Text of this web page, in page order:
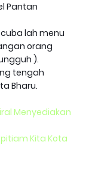
Pantan
lah menu
orang
).
tengah
Bharu.
Menyediakan
Kita Kota